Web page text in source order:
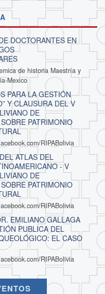
DOCTORANTES EN
de historia Maestría y
Mexico
PARA LA GESTIÓN
Y CLAUSURA DEL V
DE
PATRIMONIO
RIPABolivia
ATLAS DEL
- V
DE
PATRIMONIO
RIPABolivia
EMILIANO GALLAGA
PUBLICA DEL
EL CASO
RIPABolivia